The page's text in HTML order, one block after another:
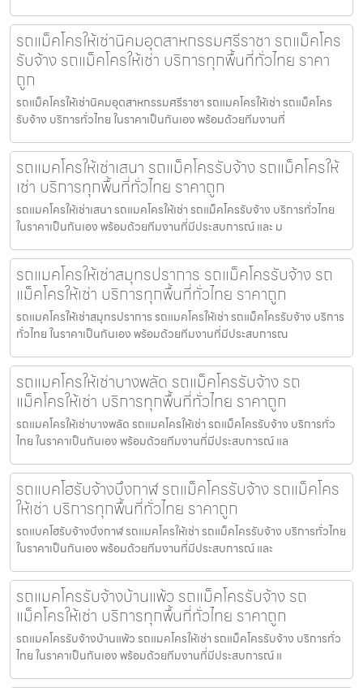
รถแม็คโครให้เช่านิคมอุตสาหกรรมศรีราชา รถแม็คโคร
รับจ้าง รถแม็คโครให้เช่า บริการทุกพื้นที่ทั่วไทย ราคา
ถูก
รถแม็คโครให้เช่านิคมอุตสาหกรรมศรีราชา รถแมคโครให้เช่า รถแม็คโคร
รับจ้าง บริการทั่วไทย ในราคาเป็นกันเอง พร้อมด้วยทีมงานที่
รถแมคโครให้เช่าเสนา รถแม็คโครรับจ้าง รถแม็คโครให้
เช่า บริการทุกพื้นที่ทั่วไทย ราคาถูก
รถแมคโครให้เช่าเสนา รถแมคโครให้เช่า รถแม็คโครรับจ้าง บริการทั่วไทย
ในราคาเป็นกันเอง พร้อมด้วยทีมงานที่มีประสบการณ์ และ ม
รถแมคโครให้เช่าสมุทรปราการ รถแม็คโครรับจ้าง รถ
แม็คโครให้เช่า บริการทุกพื้นที่ทั่วไทย ราคาถูก
รถแมคโครให้เช่าสมุทรปราการ รถแมคโครให้เช่า รถแม็คโครรับจ้าง บริการ
ทั่วไทย ในราคาเป็นกันเอง พร้อมด้วยทีมงานที่มีประสบการณ
รถแมคโครให้เช่าบางพลัด รถแม็คโครรับจ้าง รถ
แม็คโครให้เช่า บริการทุกพื้นที่ทั่วไทย ราคาถูก
รถแมคโครให้เช่าบางพลัด รถแมคโครให้เช่า รถแม็คโครรับจ้าง บริการทั่ว
ไทย ในราคาเป็นกันเอง พร้อมด้วยทีมงานที่มีประสบการณ์ แล
รถแบคโฮรับจ้างบึงกาฬ รถแม็คโครรับจ้าง รถแม็คโคร
ให้เช่า บริการทุกพื้นที่ทั่วไทย ราคาถูก
รถแบคโฮรับจ้างบึงกาฬ รถแมคโครให้เช่า รถแม็คโครรับจ้าง บริการทั่วไทย
ในราคาเป็นกันเอง พร้อมด้วยทีมงานที่มีประสบการณ์ และ
รถแมคโครรับจ้างบ้านแพ้ว รถแม็คโครรับจ้าง รถ
แม็คโครให้เช่า บริการทุกพื้นที่ทั่วไทย ราคาถูก
รถแมคโครรับจ้างบ้านแพ้ว รถแมคโครให้เช่า รถแม็คโครรับจ้าง บริการทั่ว
ไทย ในราคาเป็นกันเอง พร้อมด้วยทีมงานที่มีประสบการณ์ แ